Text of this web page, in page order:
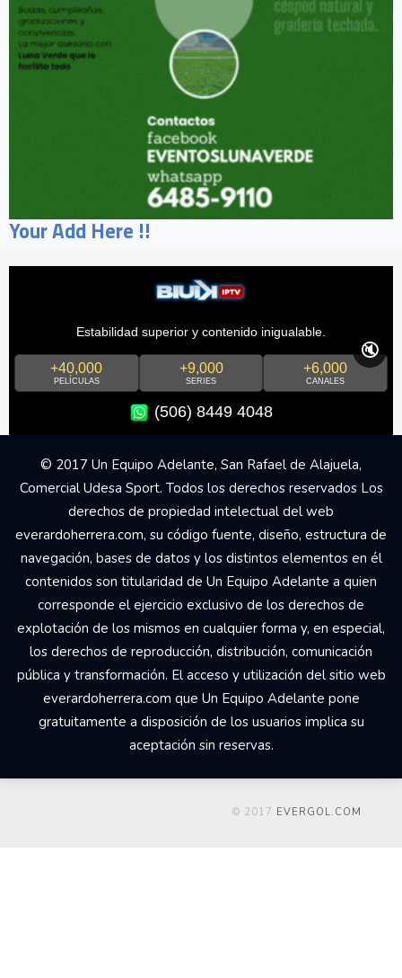
Your Add Here !!
Estabilidad superior y contenido inigualable.
+40,000
PELÍCULAS
+9,000
SERIES
+6,000
CANALES
(506) 8449 4048
🔇
© 2017 Un Equipo Adelante, San Rafael de Alajuela,
Comercial Udesa Sport. Todos los derechos reservados Los
derechos de propiedad intelectual del web
everardoherrera.com, su código fuente, diseño, estructura de
navegación, bases de datos y los distintos elementos en él
contenidos son titularidad de Un Equipo Adelante a quien
corresponde el ejercicio exclusivo de los derechos de
explotación de los mismos en cualquier forma y, en especial,
los derechos de reproducción, distribución, comunicación
pública y transformación. El acceso y utilización del sitio web
everardoherrera.com que Un Equipo Adelante pone
gratuitamente a disposición de los usuarios implica su
aceptación sin reservas.
© 2017 EVERGOL.COM